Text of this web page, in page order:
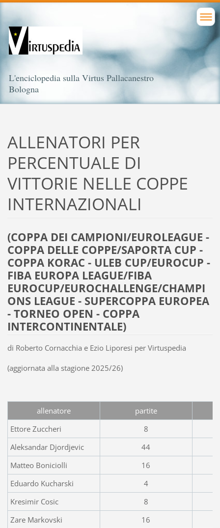
L'enciclopedia sulla Virtus Pallacanestro
Bologna
ALLENATORI PER
PERCENTUALE DI
VITTORIE NELLE COPPE
INTERNAZIONALI
(COPPA DEI CAMPIONI/EUROLEAGUE -
COPPA DELLE COPPE/SAPORTA CUP -
COPPA KORAC - ULEB CUP/EUROCUP -
FIBA EUROPA LEAGUE/FIBA
EUROCUP/EUROCHALLENGE/CHAMPI
ONS LEAGUE - SUPERCOPPA EUROPEA
- TORNEO OPEN - COPPA
INTERCONTINENTALE)
di Roberto Cornacchia e Ezio Liporesi per Virtuspedia
(aggiornata alla stagione 2025/26)
allenatore
partite
Ettore Zuccheri
8
Aleksandar Djordjevic
44
Matteo Boniciolli
16
Eduardo Kucharski
4
Kresimir Cosic
8
Zare Markovski
16